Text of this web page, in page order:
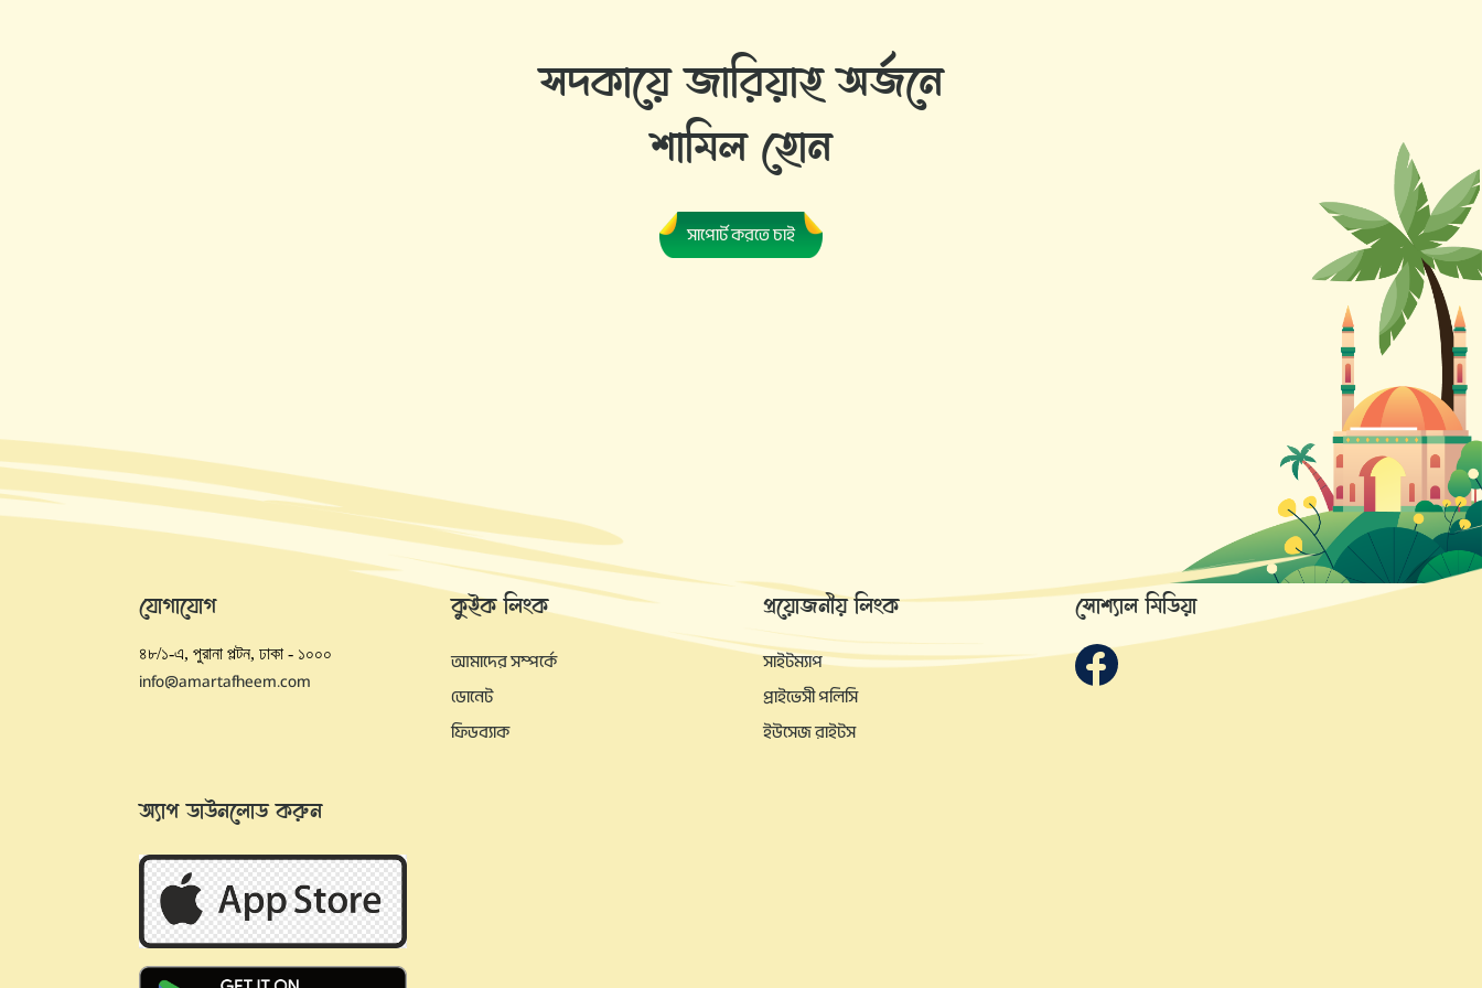
সদকায়ে জারিয়াহ অর্জনে
শামিল হোন
সাপোর্ট করতে চাই
যোগাযোগ
৪৮/১-এ, পুরানা পল্টন, ঢাকা - ১০০০
info@amartafheem.com
কুইক লিংক
আমাদের সম্পর্কে
ডোনেট
ফিডব্যাক
প্রয়োজনীয় লিংক
সাইটম্যাপ
প্রাইভেসী পলিসি
ইউসেজ রাইটস
সোশ্যাল মিডিয়া
অ্যাপ ডাউনলোড করুন